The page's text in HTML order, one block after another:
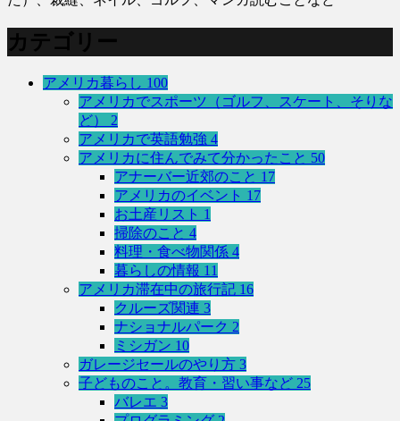
カテゴリー
アメリカ暮らし 100
アメリカでスポーツ（ゴルフ、スケート、そりな
ど） 2
アメリカで英語勉強 4
アメリカに住んでみて分かったこと 50
アナーバー近郊のこと 17
アメリカのイベント 17
お土産リスト 1
掃除のこと 4
料理・食べ物関係 4
暮らしの情報 11
アメリカ滞在中の旅行記 16
クルーズ関連 3
ナショナルパーク 2
ミシガン 10
ガレージセールのやり方 3
子どものこと。教育・習い事など 25
バレエ 3